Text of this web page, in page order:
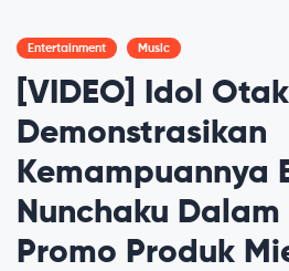
Entertainment Music
[VIDEO] Idol
Demonstrasikan
Kemampuannya
Nunchaku
Promo Produk